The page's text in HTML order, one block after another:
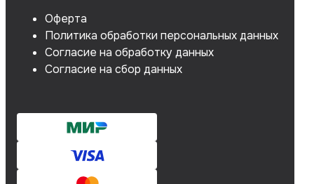
Оферта
Политика обработки персональных данных
Согласие на обработку данных
Согласие на сбор данных